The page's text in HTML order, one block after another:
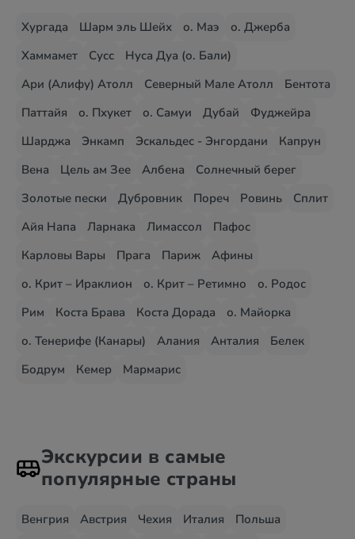
Хургада Шарм эль Шейх о. Маэ
о. Джерба
Хаммамет
Сусс
Нуса Дуа (о. Бали)
Ари (Алифу) Атолл
Северный Мале Атолл
Бентота
Паттайя
о. Пхукет о. Самуи Дубай
Фуджейра
Шарджа
Энкамп Эскальдес - Энгордани
Капрун
Вена
Цель ам Зее Албена
Солнечный берег
Золотые пески
Дубровник Пореч Ровинь
Сплит
Айя Напа
Ларнака Лимассол
Пафос
Карловы Вары
Прага Париж
Афины
о. Крит – Ираклион
о. Крит – Ретимно
о. Родос
Рим
Коста Брава Коста Дорада
о. Майорка
о. Тенерифе (Канары)
Алания Анталия
Белек
Бодрум
Кемер Мармарис
Экскурсии в самые
популярные страны
Венгрия Австрия Чехия Италия
Польша